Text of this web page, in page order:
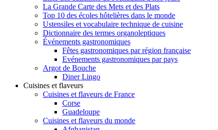
La Grande Carte des Mets et des Plats
Top 10 des écoles hôtelières dans le monde
Ustensiles et vocabulaire technique de cuisine
Dictionnaire des termes organoleptiques
Événements gastronomiques
Fêtes gastronomiques par région française
Evénements gastronomiques par pays
Argot de Bouche
Diner Lingo
Cuisines et flaveurs
Cuisines et flaveurs de France
Corse
Guadeloupe
Cuisines et flaveurs du monde